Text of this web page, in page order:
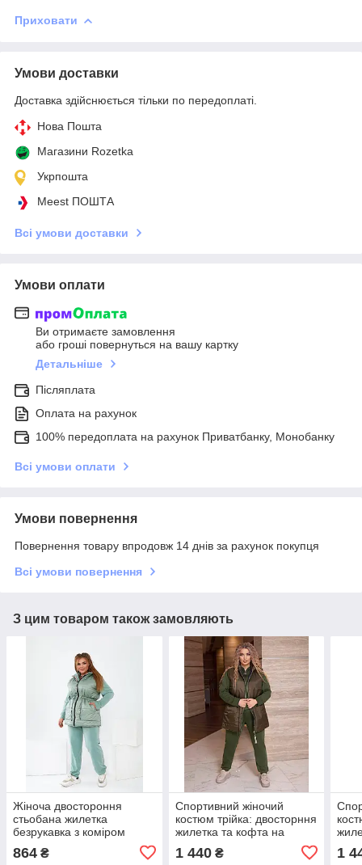
Приховати
Умови доставки
Доставка здійснюється тільки по передоплаті.
Нова Пошта
Магазини Rozetka
Укрпошта
Meest ПОШТА
Всі умови доставки
Умови оплати
Ви отримаєте замовлення
або гроші повернуться на вашу картку
Детальніше
Післяплата
Оплата на рахунок
100% передоплата на рахунок Приватбанку, Монобанку
Всі умови оплати
Умови повернення
Повернення товару впродовж 14 днів за рахунок покупця
Всі умови повернення
З цим товаром також замовляють
Жіноча двостороння
стьобана жилетка
безрукавка з коміром
стійкою і шнурком по талії,
утеплена синтепоном
864 ₴
Спортивний жіночий
костюм трійка: двосторння
жилетка та кофта на
штани з манжетами
1 440₴ 1